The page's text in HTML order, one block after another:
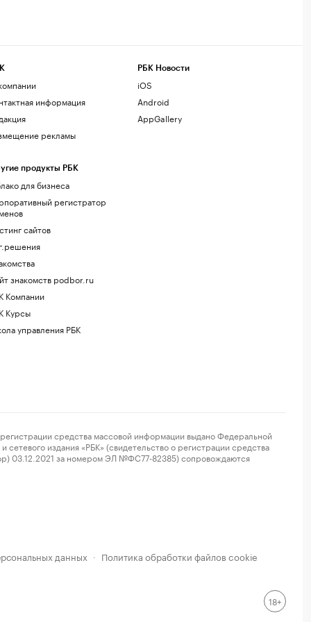
информация
рекламы
продукты РБК
для бизнеса
регистратор
сайтов
знакомств podbor.ru
Компании
Курсы
управления РБК
РБК Новости
iOS
Android
AppGallery
средства массовой информации выдано Федеральной
издания «РБК» (свидетельство о регистрации средства
03.12.2021 за номером ЭЛ №ФС77-82385) сопровождаются
данных · Политика обработки файлов cookie
18+